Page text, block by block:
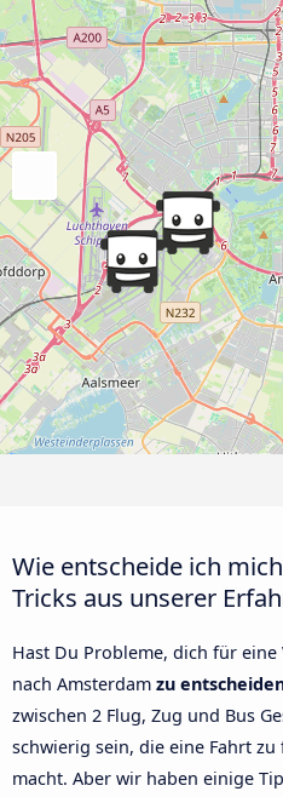
Wie entscheide ich
Tricks aus unserer
Hast Du Probleme, dich für
nach Amsterdam zu
zwischen 2 Flug, Zug und Bus
schwierig sein, die eine Fahrt
macht. Aber wir haben einige